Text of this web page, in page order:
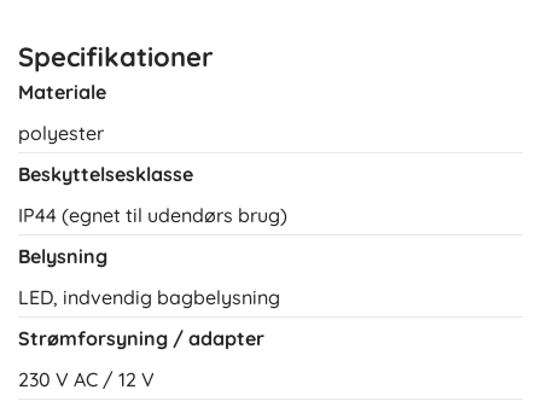
Specifikationer
Materiale
polyester
Beskyttelsesklasse
IP44 (egnet til udendørs brug)
Belysning
LED, indvendig bagbelysning
Strømforsyning / adapter
230 V AC / 12 V